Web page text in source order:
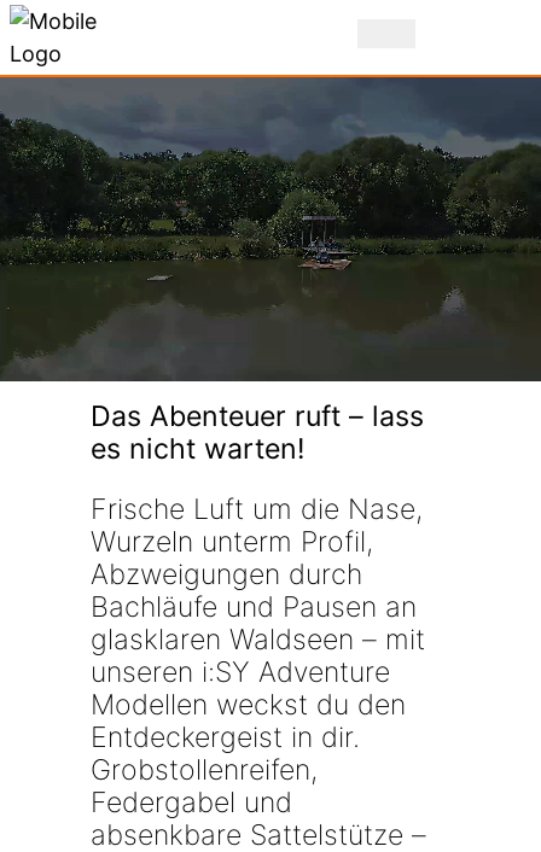
i:SY ADVENTURE
Das Abenteuer ruft – lass
es nicht warten!
Frische Luft um die Nase,
Wurzeln unterm Profil,
Abzweigungen durch
Bachläufe und Pausen an
glasklaren Waldseen – mit
unseren i:SY Adventure
Modellen weckst du den
Entdeckergeist in dir.
Grobstollenreifen,
Federgabel und
absenkbare Sattelstütze –